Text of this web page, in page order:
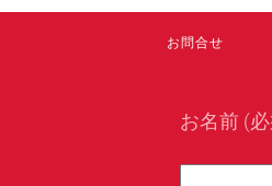
お問合せ
お名前 (